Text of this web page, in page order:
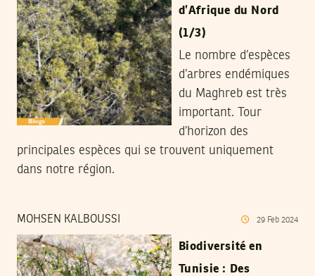
d’Afrique du Nord
(1/3)
Le nombre d’espèces
d’arbres endémiques
du Maghreb est très
important. Tour
d’horizon des
principales espèces qui se trouvent uniquement
dans notre région.
MOHSEN KALBOUSSI 29 Feb 2024
Biodiversité en
Tunisie : Des